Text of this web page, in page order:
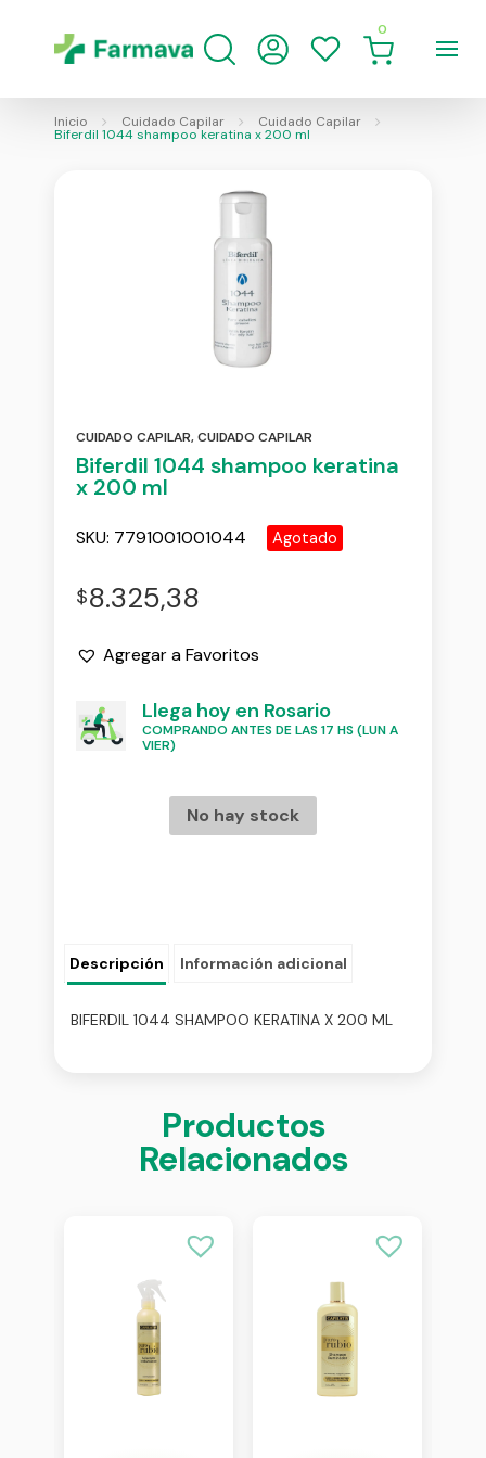
0
Inicio Cuidado Capilar Cuidado Capilar
Biferdil 1044 shampoo keratina x 200 ml
CUIDADO CAPILAR,CUIDADO CAPILAR
Biferdil 1044 shampoo keratina
x 200 ml
SKU: 7791001001044 Agotado
$8.325,38
Agregar a Favoritos
Llega hoy en Rosario
COMPRANDO ANTES DE LAS 17 HS (LUN A
VIER)
No hay stock
Descripción Información adicional
BIFERDIL 1044 SHAMPOO KERATINA X 200 ML
Productos
Relacionados